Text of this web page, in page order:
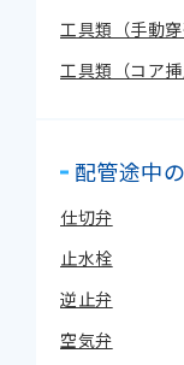
工具類（手動
工具類（コア挿
配管途中
仕切弁
止水栓
逆止弁
空気弁